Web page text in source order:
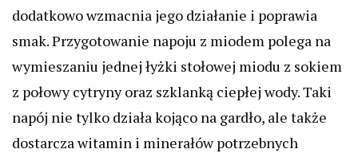
dodatkowo wzmacnia jego działanie i poprawia
smak. Przygotowanie napoju z miodem polega na
wymieszaniu jednej łyżki stołowej miodu z sokiem
z połowy cytryny oraz szklanką ciepłej wody. Taki
napój nie tylko działa kojąco na gardło, ale także
dostarcza witamin i minerałów potrzebnych